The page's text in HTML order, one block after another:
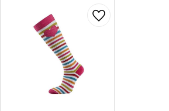
Lägg till i favoriter